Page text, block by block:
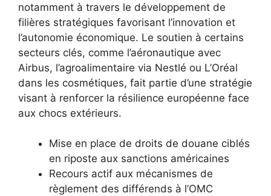
notamment à travers le développement de
filières stratégiques favorisant l’innovation et
l’autonomie économique. Le soutien à certains
secteurs clés, comme l’aéronautique avec
Airbus, l’agroalimentaire via Nestlé ou L’Oréal
dans les cosmétiques, fait partie d’une stratégie
visant à renforcer la résilience européenne face
aux chocs extérieurs.
Mise en place de droits de douane ciblés
en riposte aux sanctions américaines
Recours actif aux mécanismes de
règlement des différends à l’OMC